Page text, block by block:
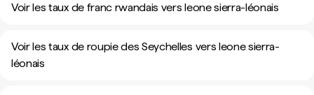
Voir les taux de franc rwandais vers leone sierra-léonais
Voir les taux de roupie des Seychelles vers leone sierra-
léonais